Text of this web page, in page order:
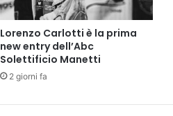
Lorenzo Carlotti è la prima
new entry dell’Abc
Solettificio Manetti
2 giorni fa